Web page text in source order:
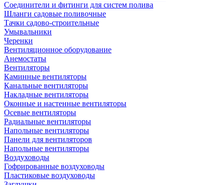
Соединители и фитинги для систем полива
Шланги садовые поливочные
Тачки садово-строительные
Умывальники
Черенки
Вентиляционное оборудование
Анемостаты
Вентиляторы
Каминные вентиляторы
Канальные вентиляторы
Накладные вентиляторы
Оконные и настенные вентиляторы
Осевые вентиляторы
Радиальные вентиляторы
Напольные вентиляторы
Панели для вентиляторов
Напольные вентиляторы
Воздуховоды
Гофрированные воздуховоды
Пластиковые воздуховоды